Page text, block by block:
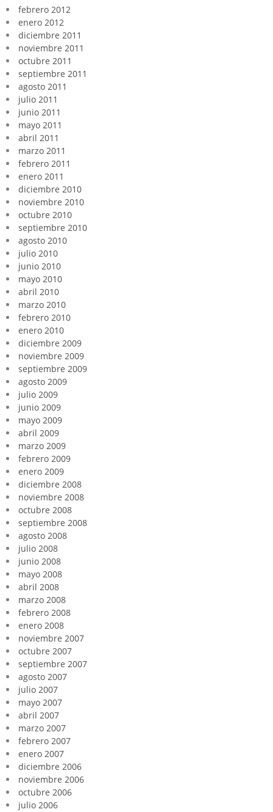
febrero 2012
enero 2012
diciembre 2011
noviembre 2011
octubre 2011
septiembre 2011
agosto 2011
julio 2011
junio 2011
mayo 2011
abril 2011
marzo 2011
febrero 2011
enero 2011
diciembre 2010
noviembre 2010
octubre 2010
septiembre 2010
agosto 2010
julio 2010
junio 2010
mayo 2010
abril 2010
marzo 2010
febrero 2010
enero 2010
diciembre 2009
noviembre 2009
septiembre 2009
agosto 2009
julio 2009
junio 2009
mayo 2009
abril 2009
marzo 2009
febrero 2009
enero 2009
diciembre 2008
noviembre 2008
octubre 2008
septiembre 2008
agosto 2008
julio 2008
junio 2008
mayo 2008
abril 2008
marzo 2008
febrero 2008
enero 2008
noviembre 2007
octubre 2007
septiembre 2007
agosto 2007
julio 2007
mayo 2007
abril 2007
marzo 2007
febrero 2007
enero 2007
diciembre 2006
noviembre 2006
octubre 2006
julio 2006